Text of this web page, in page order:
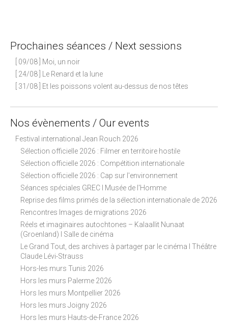
Prochaines séances / Next sessions
[ 09/08 ] Moi, un noir
[ 24/08 ] Le Renard et la lune
[ 31/08 ] Et les poissons volent au-dessus de nos têtes
Nos évènements / Our events
Festival international Jean Rouch 2026
Sélection officielle 2026 : Filmer en territoire hostile
Sélection officielle 2026 : Compétition internationale
Sélection officielle 2026 : Cap sur l'environnement
Séances spéciales GREC I Musée de l'Homme
Reprise des films primés de la sélection internationale de 2026
Rencontres Images de migrations 2026
Réels et imaginaires autochtones – Kalaallit Nunaat
(Groenland) I Salle de cinéma
Le Grand Tout, des archives à partager par le cinéma I Théâtre
Claude Lévi-Strauss
Hors-les murs Tunis 2026
Hors les murs Palerme 2026
Hors les murs Montpellier 2026
Hors les murs Joigny 2026
Hors les murs Hauts-de-France 2026